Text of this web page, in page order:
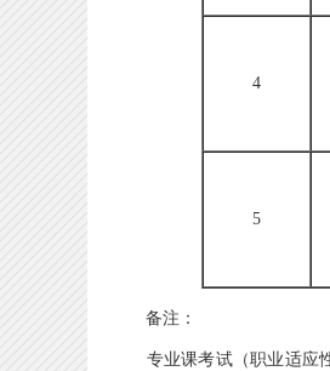
4
5
备注：
专业课考试（职业适应性